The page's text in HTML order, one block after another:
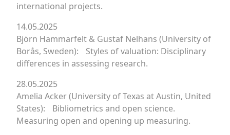
international projects.
14.05.2025
Björn Hammarfelt & Gustaf Nelhans (University of
Borås, Sweden): Styles of valuation: Disciplinary
differences in assessing research.
28.05.2025
Amelia Acker (University of Texas at Austin, United
States): Bibliometrics and open science.
Measuring open and opening up measuring.